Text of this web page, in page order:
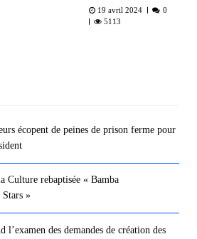
19 avril 2024
0
5113
écopent de peines de prison ferme pour
Culture rebaptisée « Bamba
»
l’examen des demandes de création des